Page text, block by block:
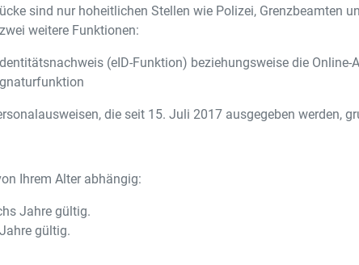
sind nur hoheitlichen Stellen wie Polizei, Grenzbeamten
weitere Funktionen:
(eID-Funktion) beziehungsweise die
die seit 15. Juli 2017 ausgegeben werden,
Ihrem Alter abhängig:
Jahre gültig.
gültig.